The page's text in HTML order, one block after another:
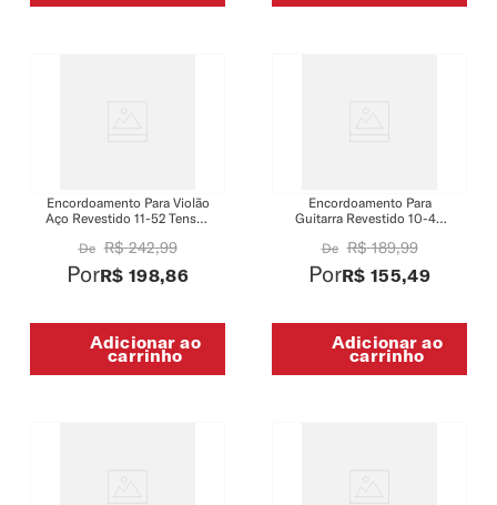
Encordoamento Para Violão
Aço Revestido 11-52 Tensão
Phosphor Bronze
XSAPB1152
De R$ 242,99
PorR$ 198,86
Adicionar ao
carrinho
Encordoamento Para
Guitarra Revestido 10-46
Nickel XSE1046
De R$ 189,99
PorR$ 155,49
Adicionar ao
carrinho